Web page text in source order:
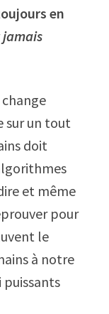
en
jamais
sur un tout
doit
et même
pour
le
à notre
puissants